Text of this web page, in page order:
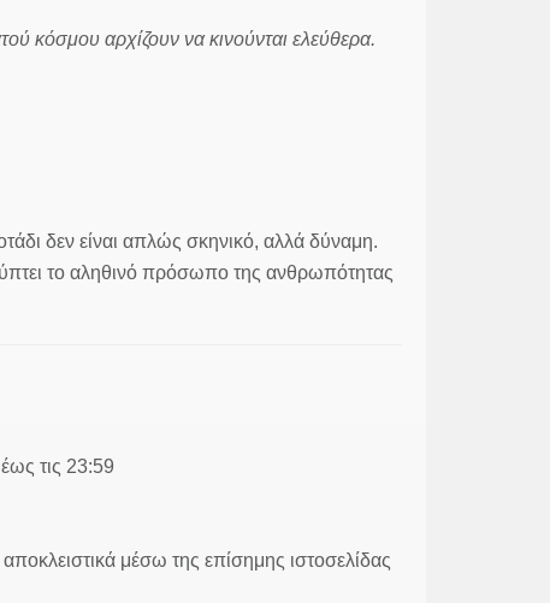
κόσμου αρχίζουν να κινούνται ελεύθερα.
δεν είναι απλώς σκηνικό, αλλά δύναμη.
το αληθινό πρόσωπο της ανθρωπότητας
τις 23:59
αποκλειστικά μέσω της επίσημης ιστοσελίδας